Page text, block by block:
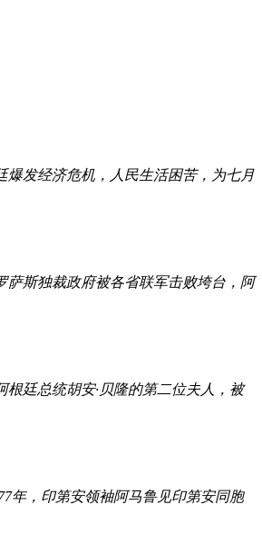
经济危机，人民生活困苦，为七月
独裁政府被各省联军击败垮台，阿
廷总统胡安·贝隆的第二位夫人，被
印第安领袖阿马鲁见印第安同胞